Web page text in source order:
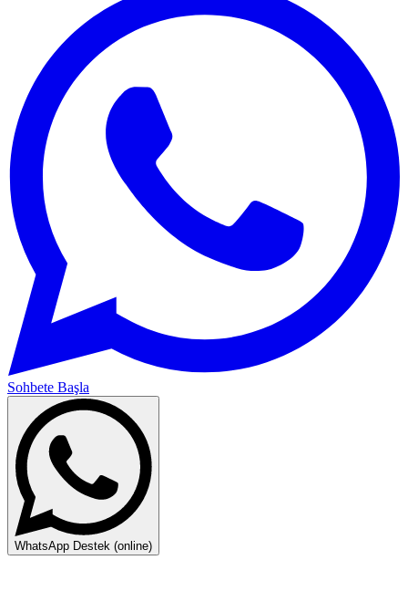
Sohbete Başla
WhatsApp Destek (online)